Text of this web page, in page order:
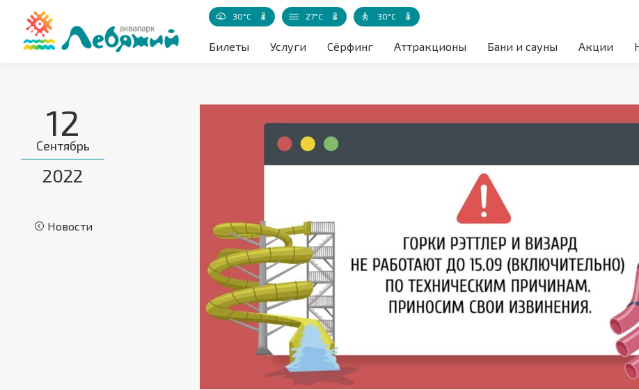
30°C Температура воздуха акватории
27°C Температура воды
30°C
Билеты Услуги Сёрфинг Аттракционы Бани и сауны Акции
12
Сентябрь
2022
Новости